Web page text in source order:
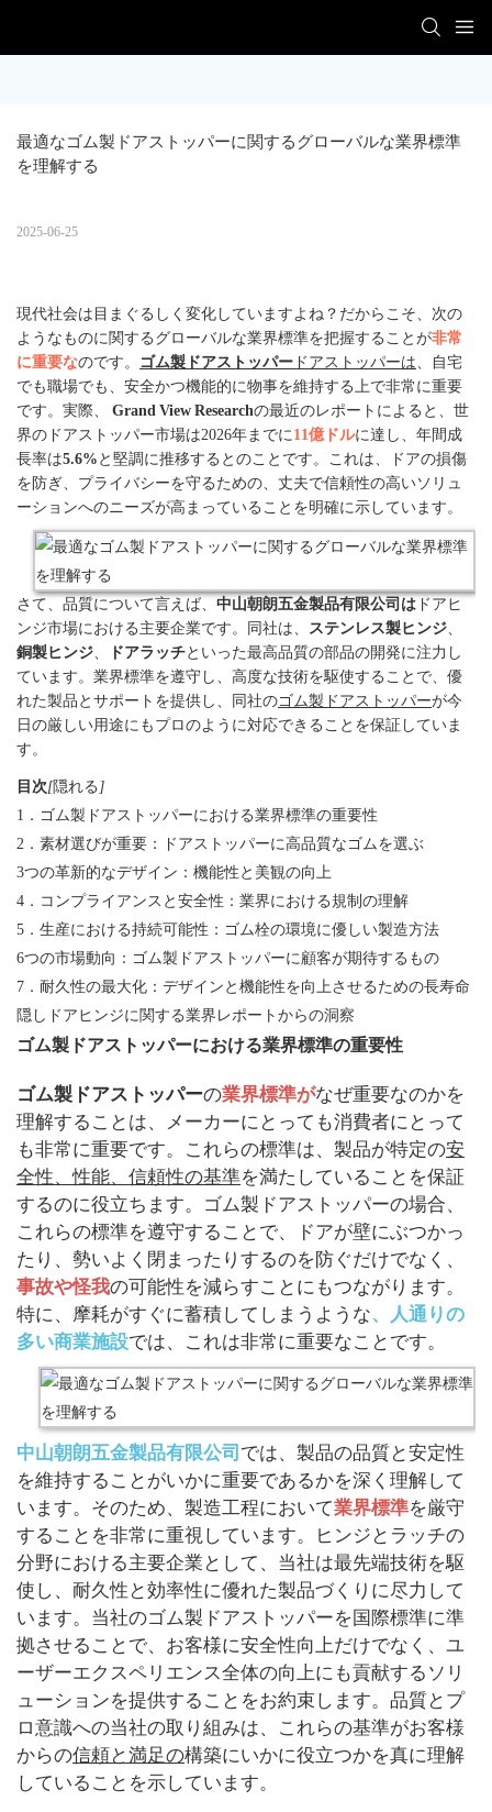
最適なゴム製ドアストッパーに関するグローバルな業界標準
を理解する
2025-06-25
現代社会は目まぐるしく変化していますよね？だからこそ、次の
ようなものに関するグローバルな業界標準を把握することが非常
に重要なのです。 ゴム製ドアストッパー ドアストッパーは、自宅
でも職場でも、安全かつ機能的に物事を維持する上で非常に重要
です。実際、 Grand View Researchの最近のレポートによると、世
界のドアストッパー市場は2026年までに11億ドルに達し、年間成
長率は5.6%と堅調に推移するとのことです。これは、ドアの損傷
を防ぎ、プライバシーを守るための、丈夫で信頼性の高いソリュ
ーションへのニーズが高まっていることを明確に示しています。
さて、品質について言えば、 中山朝朗五金製品有限公司は ドアヒ
ンジ市場における主要企業です。同社は、 ステンレス製ヒンジ、
銅製ヒンジ、 ドアラッチといった最高品質の部品の開発に注力し
ています。業界標準を遵守し、高度な技術を駆使することで、優
れた製品とサポートを提供し、同社のゴム製ドアストッパーが今
日の厳しい用途にもプロのように対応できることを保証していま
す。
目次[隠れる]
1．ゴム製ドアストッパーにおける業界標準の重要性
2．素材選びが重要：ドアストッパーに高品質なゴムを選ぶ
3つの革新的なデザイン：機能性と美観の向上
4．コンプライアンスと安全性：業界における規制の理解
5．生産における持続可能性：ゴム栓の環境に優しい製造方法
6つの市場動向：ゴム製ドアストッパーに顧客が期待するもの
7．耐久性の最大化：デザインと機能性を向上させるための長寿命
隠しドアヒンジに関する業界レポートからの洞察
ゴム製ドアストッパーにおける業界標準の重要性
ゴム製ドアストッパーの業界標準がなぜ重要なのかを
理解することは、メーカーにとっても消費者にとって
も非常に重要です。これらの標準は、製品が特定の安
全性、性能、信頼性の基準を満たしていることを保証
するのに役立ちます。ゴム製ドアストッパーの場合、
これらの標準を遵守することで、ドアが壁にぶつかっ
たり、勢いよく閉まったりするのを防ぐだけでなく、
事故や怪我の可能性を減らすことにもつながります。
特に、摩耗がすぐに蓄積してしまうような、人通りの
多い商業施設では、これは非常に重要なことです。
中山朝朗五金製品有限公司 では、製品の品質と安定性
を維持することがいかに重要であるかを深く理解して
います。そのため、製造工程において業界標準を厳守
することを非常に重視しています。ヒンジとラッチの
分野における主要企業として、当社は最先端技術を駆
使し、耐久性と効率性に優れた製品づくりに尽力して
います。当社のゴム製ドアストッパーを国際標準に準
拠させることで、お客様に安全性向上だけでなく、ユ
ーザーエクスペリエンス全体の向上にも貢献するソリ
ューションを提供することをお約束します。品質とプ
ロ意識への当社の取り組みは、これらの基準がお客様
からの信頼と満足の構築にいかに役立つかを真に理解
していることを示しています。